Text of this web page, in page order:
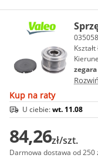
zegara
Kup na raty
U ciebie:wt. 11.08
84,26zł/szt.
Darmowa dostawa od 250